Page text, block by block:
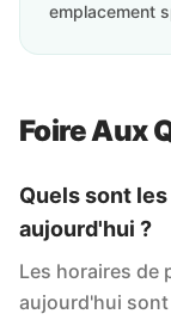
emplacement
Foire Aux
Quels sont
aujourd'hui ?
Les horaires de
aujourd'hui sont